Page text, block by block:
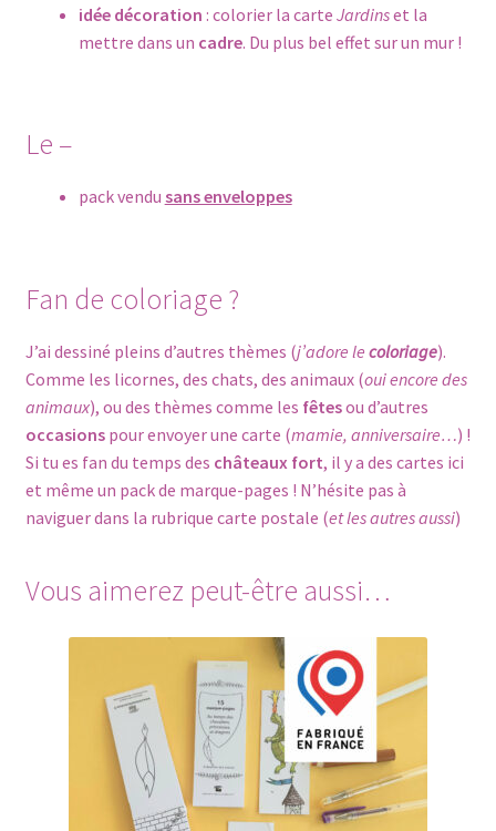
idée décoration : colorier la carte Jardinset la
mettre dans un cadre. Du plus bel effet sur un mur !
Le –
pack vendu sans enveloppes
Fan de coloriage ?
J’ai dessiné pleins d’autres thèmes (j’adore le coloriage).
Comme les licornes, des chats, des animaux (oui encore des
animaux), ou des thèmes comme les fêtesou d’autres
occasionspour envoyer une carte (mamie, anniversaire…) !
Si tu es fan du temps des châteaux fort, il y a des cartes ici
et même un pack de marque-pages ! N’hésite pas à
naviguer dans la rubrique carte postale (et les autres aussi)
Vous aimerez peut-être aussi…